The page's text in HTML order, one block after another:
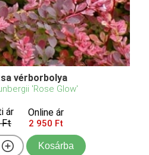
vérborbolya
'Rose Glow'
ár
Ft
Online ár
2 950 Ft
Kosárba